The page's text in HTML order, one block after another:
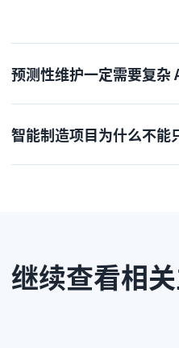
预测性维护一定需要复杂
智能制造项目为什么不能
继续查看相